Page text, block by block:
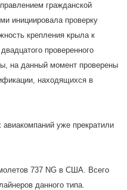
гражданской
инициировала проверку
крепления крыла к
проверенного
на данный момент проверены
находящихся в
уже прекратили
737 NG в США. Всего
данного типа.